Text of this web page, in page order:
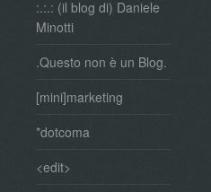
:.:.: (il blog di) Daniele
Minotti
.Questo non è un Blog.
[mini]marketing
*dotcoma
<edit>